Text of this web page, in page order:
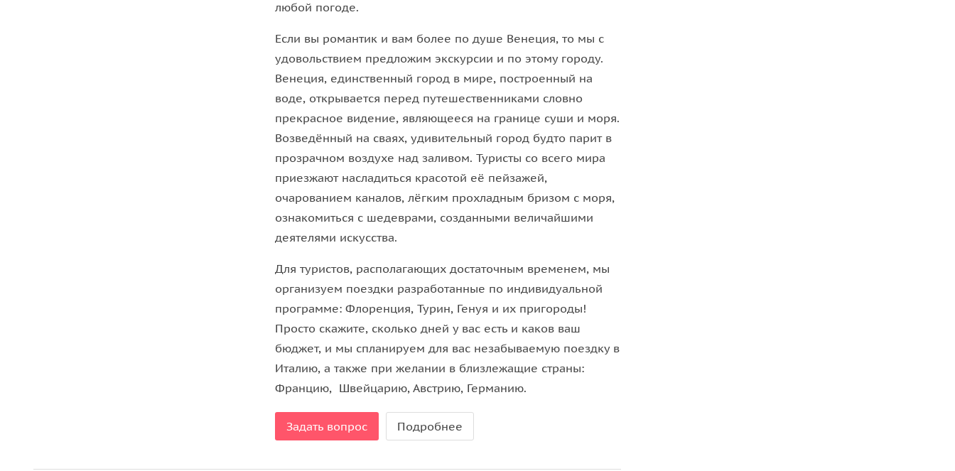
• в конце отведать наивкуснейшие джандуйотти
Однодневное посещение музеев Турина
Исторический центр с посещением Египетского музея, дворца «Мадама», автомобильного музея
(который находится в списке лучших музеев мира). Возможна организации дегустаций вин
Пьемонта. Турин — родина автомобилей FIAT. Турин — промышленный город, здесь находятся
предприятия автомобильной и аэрокосмической индустрии.
Автомобильный музей является самым крупным автомузеем в Европе. Насчитывает около 200
транспортных средств, около двух десятков двигателей и 80 различных моделей со всего мира.
Британская газета «The Times» включила этот объект в Турине в список лучших музеев мира.
классический стиль барокко. С 1934 года здесь был организован музей древнего искусства и
любой погоде.
Если вы романтик и вам более по душе Венеция, то мы с
удовольствием предложим экскурсии и по этому городу.
Венеция, единственный город в мире, построенный на
воде, открывается перед путешественниками словно
прекрасное видение, являющееся на границе суши и моря.
Возведённый на сваях, удивительный город будто парит в
прозрачном воздухе над заливом. Туристы со всего мира
приезжают насладиться красотой её пейзажей,
очарованием каналов, лёгким прохладным бризом с моря,
ознакомиться с шедеврами, созданными величайшими
деятелями искусства.
Для туристов, располагающих достаточным временем, мы
организуем поездки разработанные по индивидуальной
программе: Флоренция, Турин, Генуя и их пригороды!
Просто скажите, сколько дней у вас есть и каков ваш
бюджет, и мы спланируем для вас незабываемую поездку в
Италию, а также при желании в близлежащие страны:
Францию, Швейцарию, Австрию, Германию.
Задать вопрос Подробнее